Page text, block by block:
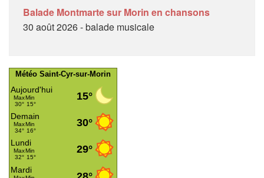
Balade Montmarte sur Morin en chansons
30 août 2026 - balade musicale
Météo Saint-Cyr-sur-Morin